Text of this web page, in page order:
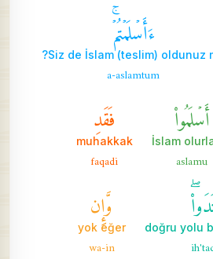
ءَأَسۡلَمۡتُمۡۚ
Siz de İslam (teslim) oldunuz
a-aslamtum
أَسۡلَمُواْ
İslam
aslamu
فَقَدِ
muhakkak
faqadi
doğru yolu
وَّإِن
yok eğer
wa-in